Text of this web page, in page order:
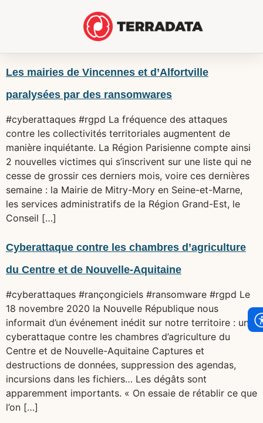
Les mairies de Vincennes et d’Alfortville
paralysées par des ransomwares
#cyberattaques #rgpd La fréquence des attaques
contre les collectivités territoriales augmentent de
manière inquiétante. La Région Parisienne compte ainsi
2 nouvelles victimes qui s’inscrivent sur une liste qui ne
cesse de grossir ces derniers mois, voire ces dernières
semaine : la Mairie de Mitry-Mory en Seine-et-Marne,
les services administratifs de la Région Grand-Est, le
Conseil […]
Cyberattaque contre les chambres d’agriculture
du Centre et de Nouvelle-Aquitaine
#cyberattaques #rançongiciels #ransomware #rgpd Le
18 novembre 2020 la Nouvelle République nous
informait d’un événement inédit sur notre territoire : une
cyberattaque contre les chambres d’agriculture du
Centre et de Nouvelle-Aquitaine Captures et
destructions de données, suppression des agendas,
incursions dans les fichiers… Les dégâts sont
apparemment importants. « On essaie de rétablir ce que
l’on […]